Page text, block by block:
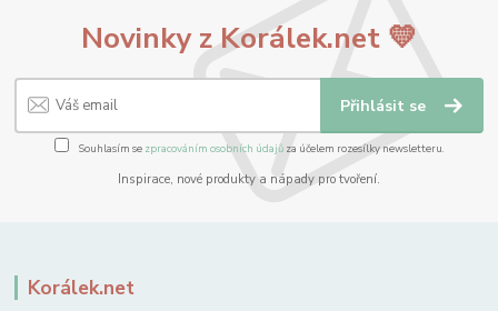
Novinky z Korálek.net 💛
Přihlásit se
Souhlasím se zpracováním osobních údajůza účelem rozesílky newsletteru.
Inspirace, nové produkty a nápady pro tvoření.
Korálek.net